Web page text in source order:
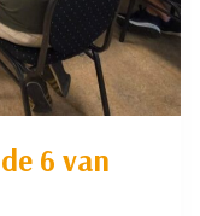
6 van